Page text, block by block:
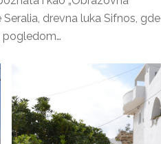
drevna luka Sifnos, gde
pogledom…